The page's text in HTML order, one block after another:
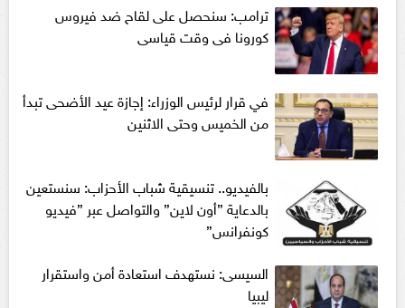
ترامب: سنحصل على لقاح ضد فيروس
كورونا فى وقت قياسى
في قرار لرئيس الوزراء: إجازة عيد الأضحى تبدأ
من الخميس وحتى الاثنين
بالفيديو.. تنسيقية شباب الأحزاب: سنستعين
بالدعاية ”أون لاين” والتواصل عبر ”فيديو
كونفرانس”
السيسى: نستهدف استعادة أمن واستقرار
ليبيا